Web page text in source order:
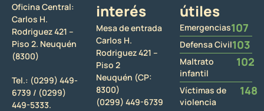
Oficina Central:
Carlos H.
Rodriguez 421 –
Piso 2. Neuquén
(8300)
Tel.: (0299) 449-
6739 / (0299)
449-5333.
interés
Mesa de entrada
Carlos H.
Rodriguez 421 –
Piso 2
Neuquén (CP:
8300)
(0299) 449-6739
útiles
Emergencias107
Defensa Civil103
Maltrato
infantil
102
Víctimas de
violencia
148